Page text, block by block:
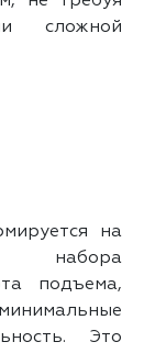
сложной
на
набора
подъема,
Это